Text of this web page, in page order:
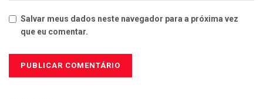
Salvar meus dados neste navegador para a próxima vez
que eu comentar.